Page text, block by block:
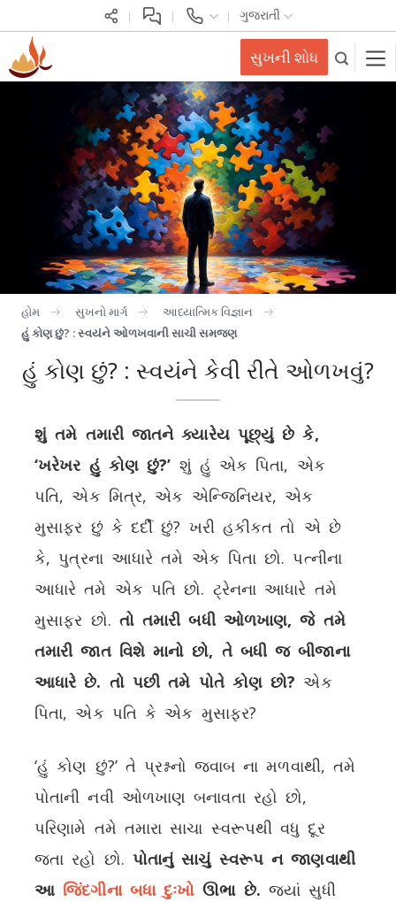
ગુજરાતી
સુખની શોધ
હોમ સુખનો માર્ગ
આધ્યાત્મિક વિજ્ઞાન
હું કોણ છું? : સ્વયંને ઓળખવાની સાચી સમજણ
હું કોણ છું? : સ્વયંને કેવી રીતે ઓળખવું?
શું તમે તમારી જાતને ક્યારેય પૂછ્યું છે કે,
‘ખરેખર હું કોણ છું?’ શું હું એક પિતા, એક
પતિ, એક મિત્ર, એક એન્જિનિયર, એક
મુસાફર છું કે દર્દી છું? ખરી હકીકત તો એ છે
કે, પુત્રના આધારે તમે એક પિતા છો. પત્નીના
આધારે તમે એક પતિ છો. ટ્રેનના આધારે તમે
મુસાફર છો. તો તમારી બધી ઓળખાણ,જે તમે
તમારી જાત વિશે માનો છો, તે બધી જ બીજાના
આધારે છે. તો પછી તમે પોતે કોણ છો? એક
પિતા, એક પતિ કે એક મુસાફર?
‘હું કોણ છું?’ તે પ્રશ્નનો જવાબ ના મળવાથી, તમે
પોતાની નવી ઓળખાણ બનાવતા રહો છો,
પરિણામે તમે તમારા સાચા સ્વરૂપથી વધુ દૂર
જતા રહો છો. પોતાનું સાચું સ્વરૂપ ન જાણવાથી
આ જિંદગીના બધા દુઃખો ઊભા છે. જ્યાં સુધી